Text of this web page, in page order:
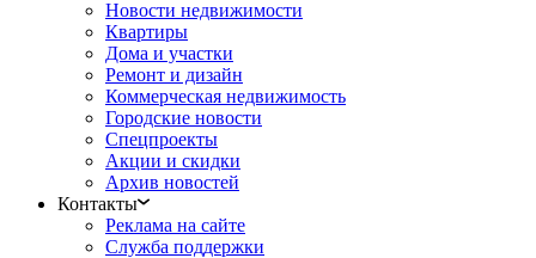
Новости недвижимости
Квартиры
Дома и участки
Ремонт и дизайн
Коммерческая недвижимость
Городские новости
Спецпроекты
Акции и скидки
Архив новостей
Контакты
Реклама на сайте
Служба поддержки